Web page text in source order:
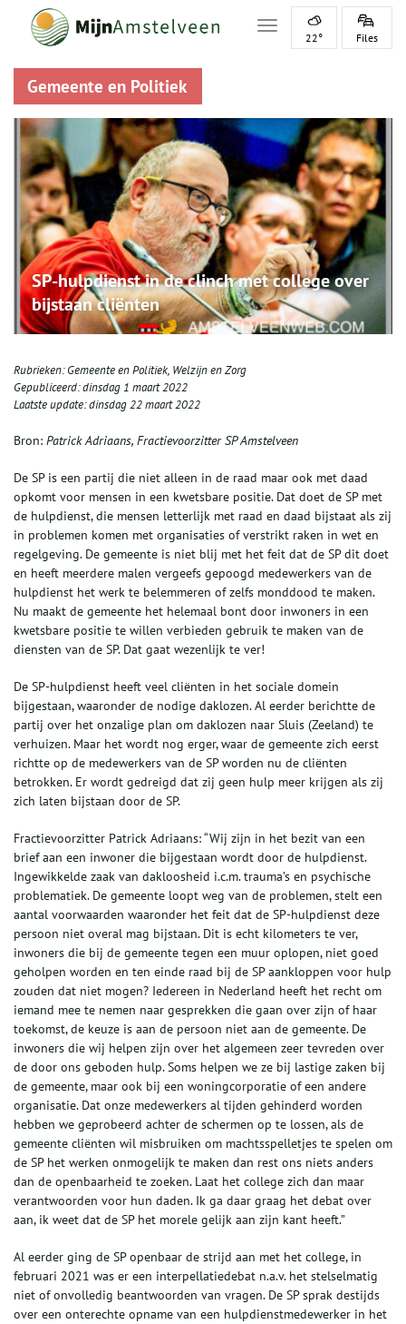
Toggle navigation
22° Files
Gemeente en Politiek
SP-hulpdienst in de clinch met college over
bijstaan cliënten
Rubrieken:Gemeente en Politiek, Welzijn en Zorg
Gepubliceerd:dinsdag 1 maart 2022
Laatste update:dinsdag 22 maart 2022
Bron: Patrick Adriaans, Fractievoorzitter SP Amstelveen
De SP is een partij die niet alleen in de raad maar ook met daad
opkomt voor mensen in een kwetsbare positie. Dat doet de SP met
de hulpdienst, die mensen letterlijk met raad en daad bijstaat als zij
in problemen komen met organisaties of verstrikt raken in wet en
regelgeving. De gemeente is niet blij met het feit dat de SP dit doet
en heeft meerdere malen vergeefs gepoogd medewerkers van de
hulpdienst het werk te belemmeren of zelfs monddood te maken.
Nu maakt de gemeente het helemaal bont door inwoners in een
kwetsbare positie te willen verbieden gebruik te maken van de
diensten van de SP. Dat gaat wezenlijk te ver!
De SP-hulpdienst heeft veel cliënten in het sociale domein
bijgestaan, waaronder de nodige daklozen. Al eerder berichtte de
partij over het onzalige plan om daklozen naar Sluis (Zeeland) te
verhuizen. Maar het wordt nog erger, waar de gemeente zich eerst
richtte op de medewerkers van de SP worden nu de cliënten
betrokken. Er wordt gedreigd dat zij geen hulp meer krijgen als zij
zich laten bijstaan door de SP.
Fractievoorzitter Patrick Adriaans: “Wij zijn in het bezit van een
brief aan een inwoner die bijgestaan wordt door de hulpdienst.
Ingewikkelde zaak van dakloosheid i.c.m. trauma’s en psychische
problematiek. De gemeente loopt weg van de problemen, stelt een
aantal voorwaarden waaronder het feit dat de SP-hulpdienst deze
persoon niet overal mag bijstaan. Dit is echt kilometers te ver,
inwoners die bij de gemeente tegen een muur oplopen, niet goed
geholpen worden en ten einde raad bij de SP aankloppen voor hulp
zouden dat niet mogen? Iedereen in Nederland heeft het recht om
iemand mee te nemen naar gesprekken die gaan over zijn of haar
toekomst, de keuze is aan de persoon niet aan de gemeente. De
inwoners die wij helpen zijn over het algemeen zeer tevreden over
de door ons geboden hulp. Soms helpen we ze bij lastige zaken bij
de gemeente, maar ook bij een woningcorporatie of een andere
organisatie. Dat onze medewerkers al tijden gehinderd worden
hebben we geprobeerd achter de schermen op te lossen, als de
gemeente cliënten wil misbruiken om machtsspelletjes te spelen om
de SP het werken onmogelijk te maken dan rest ons niets anders
dan de openbaarheid te zoeken. Laat het college zich dan maar
verantwoorden voor hun daden. Ik ga daar graag het debat over
aan, ik weet dat de SP het morele gelijk aan zijn kant heeft.”
Al eerder ging de SP openbaar de strijd aan met het college, in
februari 2021 was er een interpellatiedebat n.a.v. het stelselmatig
niet of onvolledig beantwoorden van vragen. De SP sprak destijds
over een onterechte opname van een hulpdienstmedewerker in het